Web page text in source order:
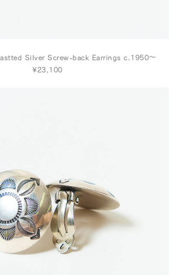
Silver Screw-back Earrings c.1950～
¥23,100